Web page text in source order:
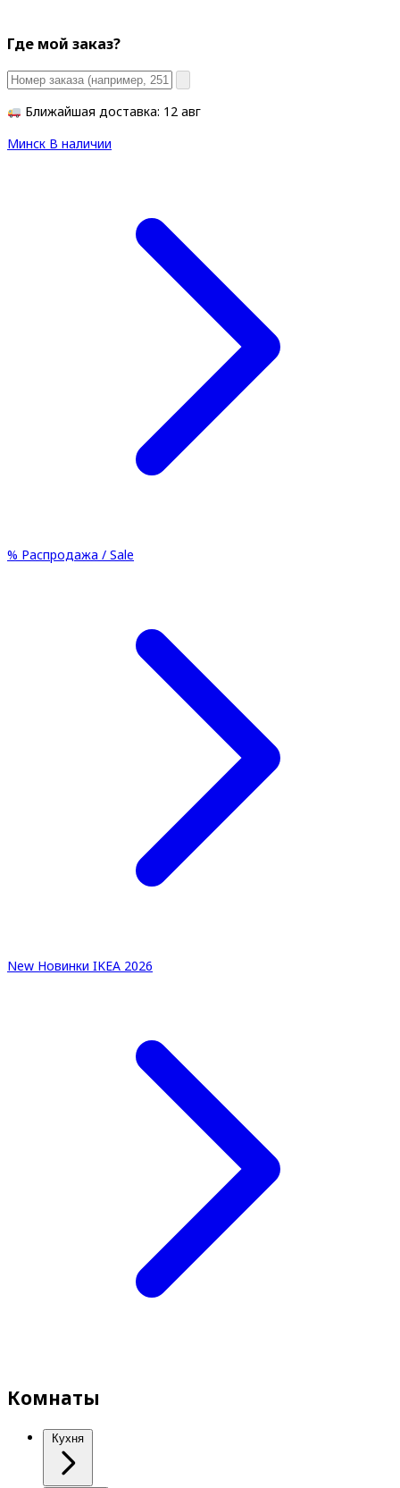
Где мой заказ?
Ближайшая доставка: 12 авг
Минск В наличии
% Распродажа / Sale
New Новинки IKEA 2026
Комнаты
Кухня